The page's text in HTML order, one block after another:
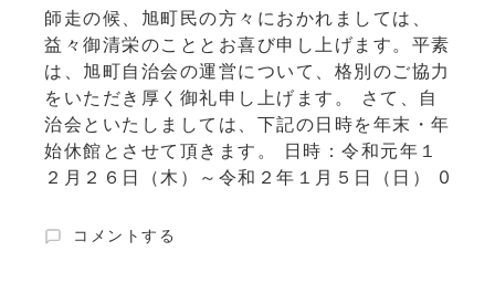
動
実
施
～
に
町
に
帰
っ
て
き
ま
し
師走の候、旭町民の方々におかれましては、
益々御清栄のこととお喜び申し上げます。平素
は、旭町自治会の運営について、格別のご協力
をいただき厚く御礼申し上げます。 さて、自
治会といたしましては、下記の日時を年末・年
始休館とさせて頂きます。 日時：令和元年１
２月２６日（木）～令和２年１月５日（日） 0
旭
コメントする